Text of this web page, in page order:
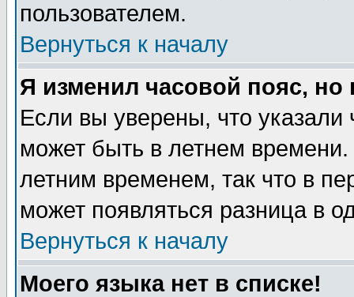
пользователем.
Вернуться к началу
Я изменил часовой пояс,
Если вы уверены, что указали
может быть в летнем
летним временем, так что в
может появляться разница в
Вернуться к началу
Моего языка нет в списке!